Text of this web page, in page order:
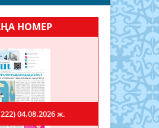
НОМЕР
04.08.2026 ж.